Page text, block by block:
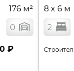
176 м²
0
₽
8 x 6 м
2